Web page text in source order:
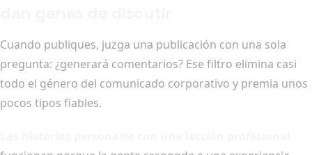
Cuando publiques, juzga una publicación con una sola
pregunta: ¿generará comentarios? Ese filtro elimina casi
todo el género del comunicado corporativo y premia unos
pocos tipos fiables.